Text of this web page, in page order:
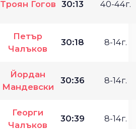
Троян Гогов 30:13 40-44г.
Петър
Чалъков
30:18 8-14г.
Йордан
Мандевски
30:36 8-14г.
Георги
Чалъков
30:39 8-14г.